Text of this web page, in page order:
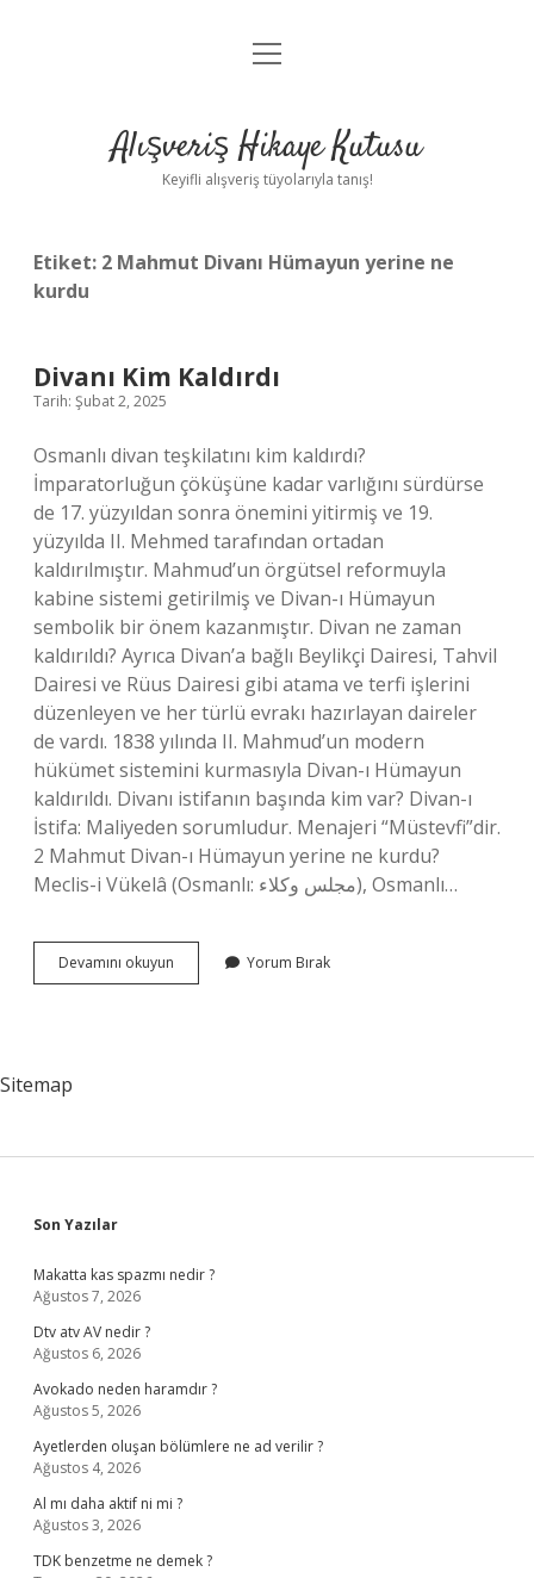
Anasayfa
Yasal Uyarı
menüyü
Alışveriş Hikaye Kutusu
Keyifli alışveriş tüyolarıyla tanış!
Etiket: 2 Mahmut Divanı Hümayun yerine ne
kurdu
Divanı Kim Kaldırdı
Tarih: Şubat 2, 2025
Osmanlı divan teşkilatını kim kaldırdı?
İmparatorluğun çöküşüne kadar varlığını sürdürse
de 17. yüzyıldan sonra önemini yitirmiş ve 19.
yüzyılda II. Mehmed tarafından ortadan
kaldırılmıştır. Mahmud’un örgütsel reformuyla
kabine sistemi getirilmiş ve Divan-ı Hümayun
sembolik bir önem kazanmıştır. Divan ne zaman
kaldırıldı? Ayrıca Divan’a bağlı Beylikçi Dairesi, Tahvil
Dairesi ve Rüus Dairesi gibi atama ve terfi işlerini
düzenleyen ve her türlü evrakı hazırlayan daireler
de vardı. 1838 yılında II. Mahmud’un modern
hükümet sistemini kurmasıyla Divan-ı Hümayun
kaldırıldı. Divanı istifanın başında kim var? Divan-ı
İstifa: Maliyeden sorumludur. Menajeri “Müstevfi”dir.
2 Mahmut Divan-ı Hümayun yerine ne kurdu?
Meclis-i Vükelâ (Osmanlı: مجلس وكلاء), Osmanlı…
Devamını okuyun
Kim
Yorum Bırak
Sitemap
Sidebar
Son Yazılar
Makatta kas spazmı nedir ?
Ağustos 7, 2026
Dtv atv AV nedir ?
Ağustos 6, 2026
Avokado neden haramdır ?
Ağustos 5, 2026
Ayetlerden oluşan bölümlere ne ad verilir ?
Ağustos 4, 2026
Al mı daha aktif ni mi ?
Ağustos 3, 2026
TDK benzetme ne demek ?